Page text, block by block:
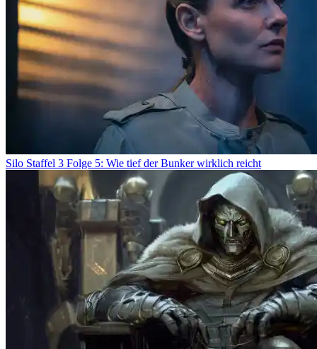
Silo Staffel 3 Folge 5: Wie tief der Bunker wirklich reicht